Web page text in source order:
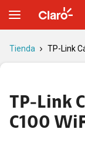
Tienda TP-Link
TP-Link
C100
Cámara Interna